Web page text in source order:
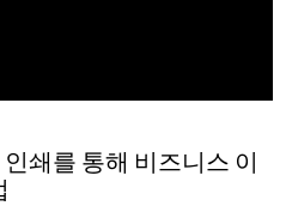
쇄를 통해 비즈니스 이